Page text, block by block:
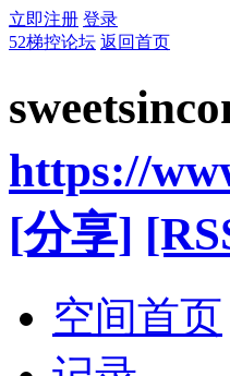
立即注册 登录
52梯控论坛 返回首页
https://
[分享]
空间首页